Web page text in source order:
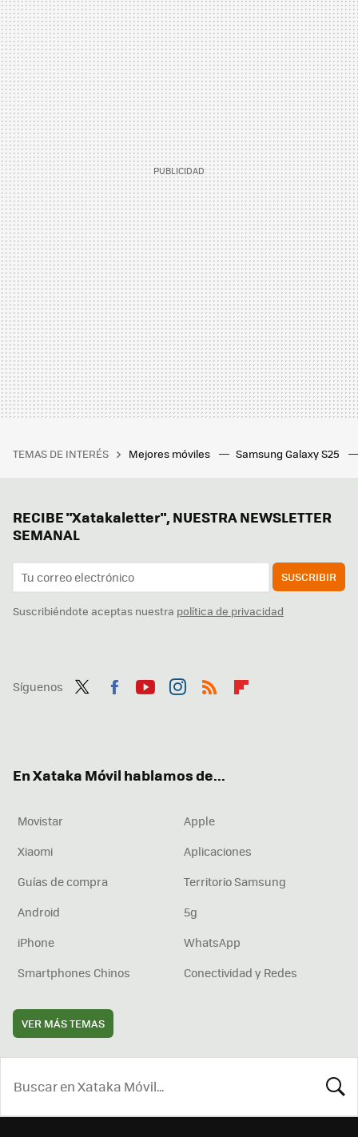
TEMAS DE INTERÉS Mejores móviles Samsung Galaxy S25
RECIBE "Xatakaletter", NUESTRA NEWSLETTER
SEMANAL
SUSCRIBIR
Suscribiéndote aceptas nuestra política de privacidad
Síguenos
En Xataka Móvil hablamos de...
Movistar
Apple
Xiaomi
Aplicaciones
Guías de compra
Territorio Samsung
Android
5g
iPhone
WhatsApp
Smartphones Chinos
Conectividad y Redes
VER MÁS TEMAS